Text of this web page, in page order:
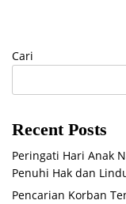
Cari
Recent Posts
Peringati Hari Anak
Penuhi Hak dan
Pencarian Korban